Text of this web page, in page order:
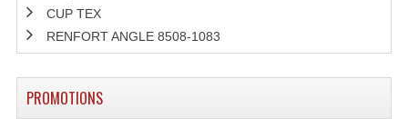
CUP TEX
RENFORT ANGLE 8508-1083
PROMOTIONS